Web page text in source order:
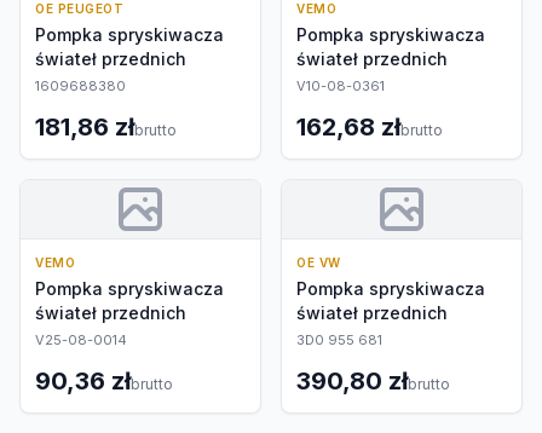
OE PEUGEOT
Pompka spryskiwacza
świateł przednich
1609688380
181,86 złbrutto
VEMO
Pompka spryskiwacza
świateł przednich
V10-08-0361
162,68 złbrutto
VEMO
Pompka spryskiwacza
świateł przednich
V25-08-0014
90,36 złbrutto
OE VW
Pompka spryskiwacza
świateł przednich
3D0 955 681
390,80 złbrutto